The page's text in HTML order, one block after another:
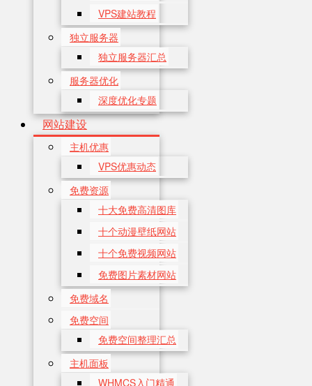
VPS建站教程
独立服务器
独立服务器汇总
服务器优化
深度优化专题
网站建设
主机优惠
VPS优惠动态
免费资源
十大免费高清图库
十个动漫壁纸网站
十个免费视频网站
免费图片素材网站
免费域名
免费空间
免费空间整理汇总
主机面板
WHMCS入门精通